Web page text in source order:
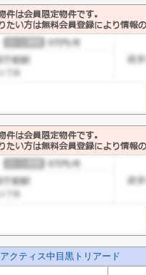
アクティス中目黒トリアード